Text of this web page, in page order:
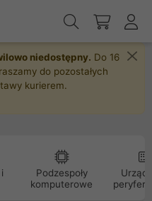
niedostępny. Do 16
do pozostałych
kurierem.
Podzespoły
komputerowe